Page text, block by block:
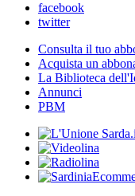
facebook
twitter
Consulta il tuo
Acquista un
La Biblioteca
Annunci
PBM